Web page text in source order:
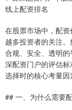
线上配资排名
在股票市场中，配
越多投资者的关注
合规、安全、透明
深配资门户的评估
选择时的核心考量因
## 一、为什么需要